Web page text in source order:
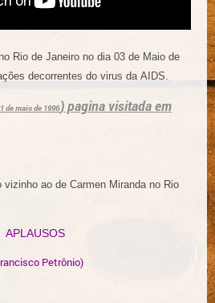
Rio de Janeiro no dia 03 de Maio de
decorrentes do virus da AIDS
de maio de 1996) pagina visitada em
vizinho ao de Carmen Miranda no Rio
APLAUSOS
Petrônio)